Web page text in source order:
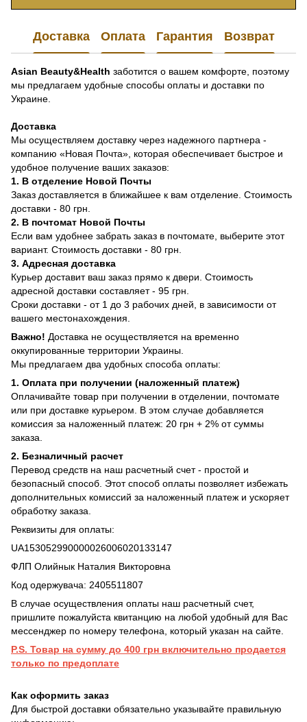
Доставка Оплата Гарантия Возврат
Asian Beauty&Health заботится о вашем комфорте, поэтому
мы предлагаем удобные способы оплаты и доставки по
Украине.
Доставка
Мы осуществляем доставку через надежного партнера -
компанию «Новая Почта», которая обеспечивает быстрое и
удобное получение ваших заказов:
1. В отделение Новой Почты
Заказ доставляется в ближайшее к вам отделение. Стоимость
доставки - 80 грн.
2. В почтомат Новой Почты
Если вам удобнее забрать заказ в почтомате, выберите этот
вариант. Стоимость доставки - 80 грн.
3. Адресная доставка
Курьер доставит ваш заказ прямо к двери. Стоимость
адресной доставки составляет - 95 грн.
Сроки доставки - от 1 до 3 рабочих дней, в зависимости от
вашего местонахождения.
Важно! Доставка не осуществляется на временно
оккупированные территории Украины.
Мы предлагаем два удобных способа оплаты:
1. Оплата при получении (наложенный платеж)
Оплачивайте товар при получении в отделении, почтомате
или при доставке курьером. В этом случае добавляется
комиссия за наложенный платеж: 20 грн + 2% от суммы
заказа.
2. Безналичный расчет
Перевод средств на наш расчетный счет - простой и
безопасный способ. Этот способ оплаты позволяет избежать
дополнительных комиссий за наложенный платеж и ускоряет
обработку заказа.
Реквизиты для оплаты:
UA153052990000026006020133147
ФЛП Олийнык Наталия Викторовна
Код одержувача: 2405511807
В случае осуществления оплаты наш расчетный счет,
пришлите пожалуйста квитанцию на любой удобный для Вас
мессенджер по номеру телефона, который указан на сайте.
P.S. Товар на сумму до 400 грн включительно продается
только по предоплате
Как оформить заказ
Для быстрой доставки обязательно указывайте правильную